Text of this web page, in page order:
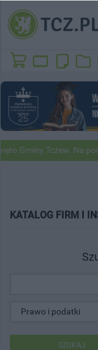
Gminy Tczew. Na
KATALOG FIRM I
SZUKAJ